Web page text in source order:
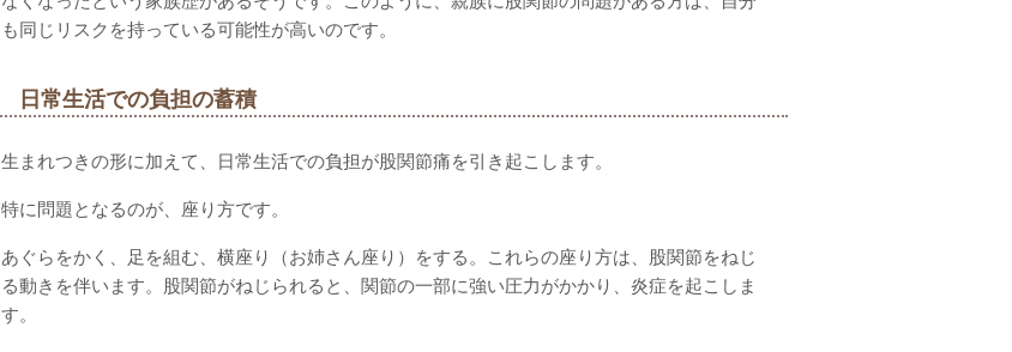
も同じリスクを持っている可能性が高いのです。
日常生活での負担の蓄積
生まれつきの形に加えて、日常生活での負担が股関節痛を引き起こします。
特に問題となるのが、座り方です。
あぐらをかく、足を組む、横座り（お姉さん座り）をする。これらの座り方は、股関節をねじ
る動きを伴います。股関節がねじられると、関節の一部に強い圧力がかかり、炎症を起こしま
す。